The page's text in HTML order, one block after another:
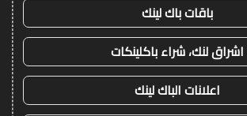
باقات باك لينك
اشراق لنك، شراء باكلينكات
اعلانات الباك لينك